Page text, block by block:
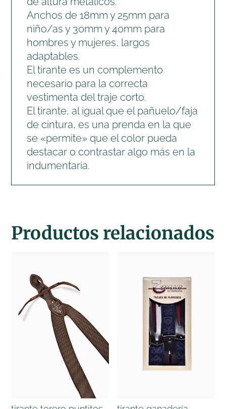
Anchos de 18mm y 25mm para
niño/as y 30mm y 40mm para
hombres y mujeres, largos
adaptables.
El tirante es un complemento
necesario para la correcta
vestimenta del traje corto.
El tirante, al igual que el pañuelo/faja
de cintura, es una prenda en la que
se «permite» que el color pueda
destacar o contrastar algo más en la
indumentaria.
Productos relacionados